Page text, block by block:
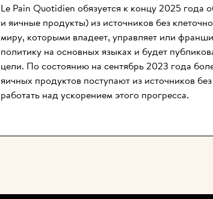
Le Pain Quotidien обязуется к концу 2025 года
и яичные продукты) из источников без
миру, которыми владеет, управляет или
политику на основных языках и будет
цели. По состоянию на сентябрь 2023 года
яичных продуктов поступают из источников
работать над ускорением этого прогресса.